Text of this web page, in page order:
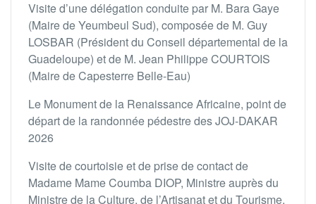
Visite d’une délégation conduite par M. Bara Gaye
(Maire de Yeumbeul Sud), composée de M. Guy
LOSBAR (Président du Conseil départemental de la
Guadeloupe) et de M. Jean Philippe COURTOIS
(Maire de Capesterre Belle-Eau)
Le Monument de la Renaissance Africaine, point de
départ de la randonnée pédestre des JOJ-DAKAR
2026
Visite de courtoisie et de prise de contact de
Madame Mame Coumba DIOP, Ministre auprès du
Ministre de la Culture, de l’Artisanat et du Tourisme,